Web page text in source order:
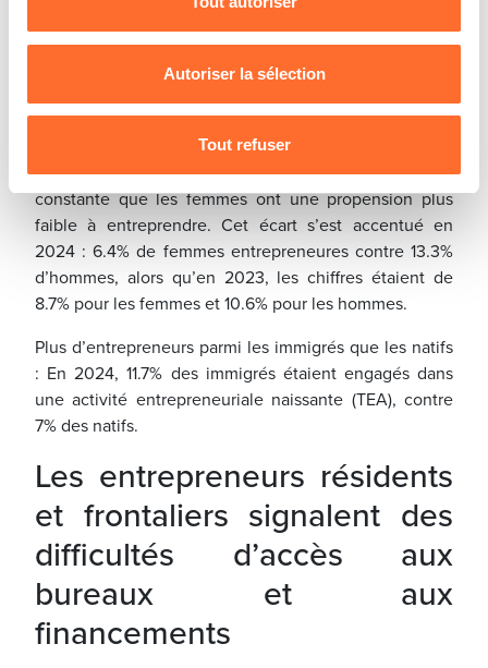
nous utilisons lescookies et sommes amenés à traiter
vos données personnelles, vous pouvez consulter notre
protection des données personnelles
Autoriser la sélection
Tout refuser
un taux nettement inférieur à la moyenne européenne.
39% des entrepreneurs luxembourgeois déclarent
avoir créé leur entreprise faute d’emploi disponible,
Écart entre les sexes : Le GEM montre de manière
constante que les femmes ont une propension plus
faible à entreprendre. Cet écart s’est accentué en
2024 : 6.4% de femmes entrepreneures contre 13.3%
d’hommes, alors qu’en 2023, les chiffres étaient de
8.7% pour les femmes et 10.6% pour les hommes.
Plus d’entrepreneurs parmi les immigrés que les natifs
: En 2024, 11.7% des immigrés étaient engagés dans
une activité entrepreneuriale naissante (TEA), contre
7% des natifs.
Les entrepreneurs résidents
et frontaliers signalent des
difficultés d’accès aux
bureaux et aux
financements